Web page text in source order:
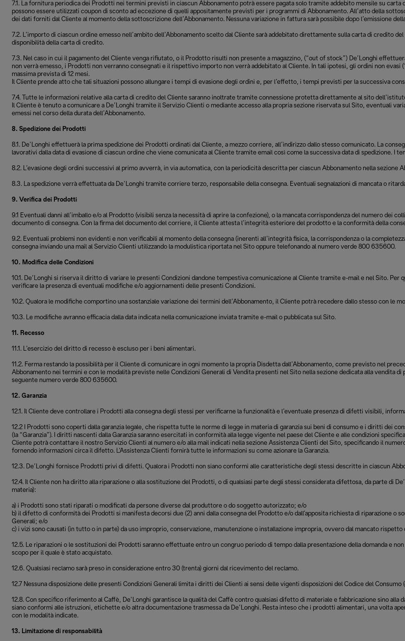
7.1. La fornitura periodica dei Prodotti nei termini previsti in ciascun Abbonamento potrà essere pagata solo tramite addebito mensile su
possono essere utilizzati coupon di sconto ad eccezione di quelli appositamente previsti per i programmi di Abbonamento. All’atto della
dei dati forniti dal Cliente al momento della sottoscrizione dell’Abbonamento. Nessuna variazione in fattura sarà possibile dopo l’emissione
7.2. L’importo di ciascun ordine emesso nell’ambito dell’Abbonamento scelto dal Cliente sarà addebitato direttamente sulla carta di credito
disponibilità della carta di credito.
7.3. Nel caso in cui il pagamento del Cliente venga rifiutato, o il Prodotto risulti non presente a magazzino, (“out of stock”) De’Longhi
non verrà emesso, i Prodotti non verranno consegnati e il rispettivo importo non verrà addebitato al Cliente. In tali ipotesi, gli ordini non
massima prevista di 12 mesi.
Il Cliente prende atto che tali situazioni possono allungare i tempi di evasione degli ordini e, per l’effetto, i tempi previsti per la successiva
7.4. Tutte le informazioni relative alla carta di credito del Cliente saranno inoltrate tramite connessione protetta direttamente al sito
Il Cliente è tenuto a comunicare a De’Longhi tramite il Servizio Clienti o mediante accesso alla propria sezione riservata sul Sito, eventuali
emessi nel corso della durata dell’Abbonamento.
8. Spedizione dei Prodotti
8.1. De’Longhi effettuerà la prima spedizione dei Prodotti ordinati dal Cliente, a mezzo corriere, all’indirizzo dallo stesso comunicato. La
lavorativi dalla data di evasione di ciascun ordine che viene comunicata al Cliente tramite email così come la successiva data di spedizione. I
8.2. L’evasione degli ordini successivi al primo avverrà, in via automatica, con la periodicità descritta per ciascun Abbonamento nella sezione
8.3. La spedizione verrà effettuata da De’Longhi tramite corriere terzo, responsabile della consegna. Eventuali segnalazioni di mancata o
9. Verifica dei Prodotti
9.1 Eventuali danni all’imballo e/o al Prodotto (visibili senza la necessità di aprire la confezione), o la mancata corrispondenza del numero dei
documento di consegna. Con la firma del documento del corriere, il Cliente attesta l’integrità esteriore del prodotto e la conformità della
9.2. Eventuali problemi non evidenti e non verificabili al momento della consegna (inerenti all’integrità fisica, la corrispondenza o la
consegna inviando una mail al Servizio Clienti utilizzando la modulistica riportata nel Sito oppure telefonando al numero verde 800 635600.
10. Modifica delle Condizioni
10.1. De’Longhi si riserva il diritto di variare le presenti Condizioni dandone tempestiva comunicazione al Cliente tramite e-mail e nel Sito.
verificare la presenza di eventuali modifiche e/o aggiornamenti delle presenti Condizioni.
10.2. Qualora le modifiche comportino una sostanziale variazione dei termini dell’Abbonamento, il Cliente potrà recedere dallo stesso con le
10.3. Le modifiche avranno efficacia dalla data indicata nella comunicazione inviata tramite e-mail o pubblicata sul Sito.
11. Recesso
11.1. L’esercizio del diritto di recesso è escluso per i beni alimentari.
11.2. Ferma restando la possibilità per il Cliente di comunicare in ogni momento la propria Disdetta dall’Abbonamento, come previsto nel
Abbonamento nei termini e con le modalità previste nelle Condizioni Generali di Vendita presenti nel Sito nella sezione dedicata alla vendita
seguente numero verde 800 635600.
12. Garanzia
12.1. Il Cliente deve controllare i Prodotti alla consegna degli stessi per verificarne la funzionalità e l’eventuale presenza di difetti visibili,
12.2 I Prodotti sono coperti dalla garanzia legale, che rispetta tutte le norme di legge in materia di garanzia sui beni di consumo e i diritti dei
(la “Garanzia”). I diritti nascenti dalla Garanzia saranno esercitati in conformità alla legge vigente nel paese del Cliente e alle condizioni
Cliente potrà contattare il nostro Servizio Clienti al numero e/o alla mail indicati nella sezione Assistenza Clienti del Sito, specificando il
fornendo informazioni circa il difetto. L'Assistenza Clienti fornirà tutte le informazioni su come azionare la Garanzia.
12.3. De’Longhi fornisce Prodotti privi di difetti. Qualora i Prodotti non siano conformi alle caratteristiche degli stessi descritte in ciascun
12.4. Il Cliente non ha diritto alla riparazione o alla sostituzione del Prodotti, o di qualsiasi parte degli stessi considerata difettosa, da parte di
materia):
a) i Prodotti sono stati riparati o modificati da persone diverse dal produttore o do soggetto autorizzato; e/o
b) il difetto di conformità dei Prodotti si manifesta decorsi due (2) anni dalla consegna del Prodotto e/o dall'apposita richiesta di riparazione
Generali; e/o
c) i vizi sono causati (in tutto o in parte) da uso improprio, conservazione, manutenzione o installazione impropria, ovvero dal mancato
12.5. Le riparazioni o le sostituzioni dei Prodotti saranno effettuate entro un congruo periodo di tempo dalla presentazione della domanda e
scopo per il quale è stato acquistato.
12.6. Qualsiasi reclamo sarà preso in considerazione entro 30 (trenta) giorni dal ricevimento del reclamo.
12.7 Nessuna disposizione delle presenti Condizioni Generali limita i diritti dei Clienti ai sensi delle vigenti disposizioni del Codice del Consumo
12.8. Con specifico riferimento al Caffè, De’Longhi garantisce la qualità del Caffè contro qualsiasi difetto di materiale e fabbricazione sino
siano conformi alle istruzioni, etichette e/o altra documentazione trasmessa da De’Longhi. Resta inteso che i prodotti alimentari, una volta
con le modalità indicate.
13. Limitazione di responsabilità